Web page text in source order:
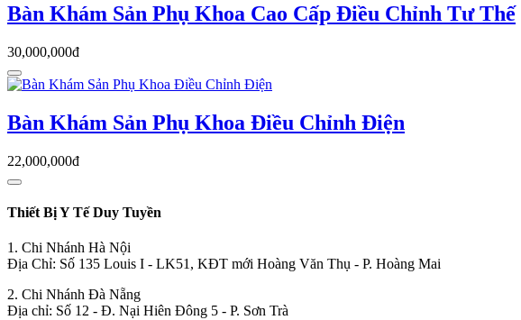
Bàn Khám Sản Phụ Khoa Cao Cấp Điều Chỉnh Tư Thế
30,000,000đ
Bàn Khám Sản Phụ Khoa Điều Chỉnh Điện
22,000,000đ
Thiết Bị Y Tế Duy Tuyền
1. Chi Nhánh Hà Nội
Địa Chỉ: Số 135 Louis I - LK51, KĐT mới Hoàng Văn Thụ - P. Hoàng Mai
2. Chi Nhánh Đà Nẵng
Địa chỉ: Số 12 - Đ. Nại Hiên Đông 5 - P. Sơn Trà